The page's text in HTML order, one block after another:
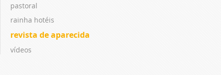
pastoral
rainha hotéis
revista de aparecida
vídeos